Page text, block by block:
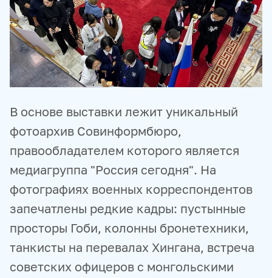
В основе выставки лежит уникальный
фотоархив Совинформбюро,
правообладателем которого является
медиагруппа "Россия сегодня". На
фотографиях военных корреспондентов
запечатлены редкие кадры: пустынные
просторы Гоби, колонны бронетехники,
танкисты на перевалах Хингана, встреча
советских офицеров с монгольскими